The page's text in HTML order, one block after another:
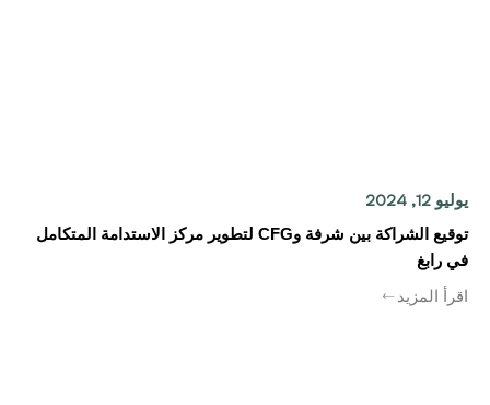
يوليو 12, 2024
توقيع الشراكة بين شرفة وCFG لتطوير مركز الاستدامة المتكامل
في رابغ
اقرأ المزيد